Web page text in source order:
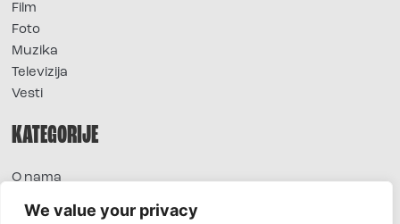
We value your privacy
Film
Foto
Muzika
Televizija
Vesti
KATEGORIJE
O nama
Extra